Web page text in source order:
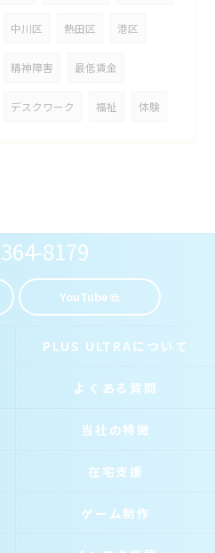
中川区 熱田区 港区
精神障害 最低賃金
デスクワーク 福祉 体験
8179
YouTube
PLUS ULTRAについて
よくある質問
当社の特徴
在宅支援
ゲーム制作